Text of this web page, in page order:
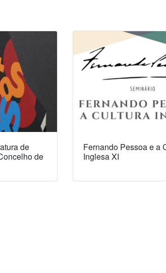
de
de
Fernando Pessoa e a
Inglesa XI